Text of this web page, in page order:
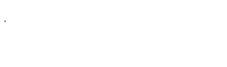
,